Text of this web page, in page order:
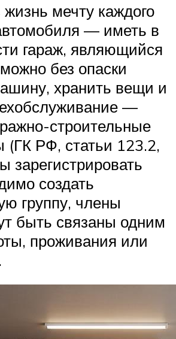
мечту каждого
— иметь в
гараж, являющийся
без опаски
хранить вещи и
—
строительные
(ГК РФ, статьи 123.2,
зарегистрировать
создать
группу, члены
быть связаны одним
проживания или